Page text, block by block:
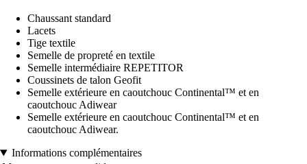
Chaussant standard
Lacets
Tige textile
Semelle de propreté en textile
Semelle intermédiaire REPETITOR
Coussinets de talon Geofit
Semelle extérieure en caoutchouc Continental™ et en
caoutchouc Adiwear
Semelle extérieure en caoutchouc Continental™ et en
caoutchouc Adiwear.
Informations complémentaires